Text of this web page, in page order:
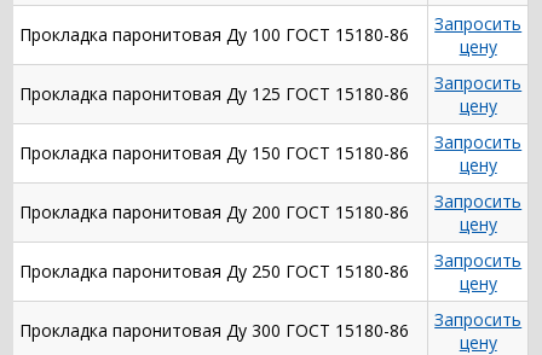
Прокладка паронитовая Ду 100 ГОСТ 15180-86
Запросить
цену
Прокладка паронитовая Ду 125 ГОСТ 15180-86
Запросить
цену
Прокладка паронитовая Ду 150 ГОСТ 15180-86
Запросить
цену
Прокладка паронитовая Ду 200 ГОСТ 15180-86
Запросить
цену
Прокладка паронитовая Ду 250 ГОСТ 15180-86
Запросить
цену
Прокладка паронитовая Ду 300 ГОСТ 15180-86
Запросить
цену